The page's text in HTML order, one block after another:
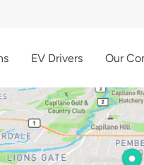
EV Drivers Our